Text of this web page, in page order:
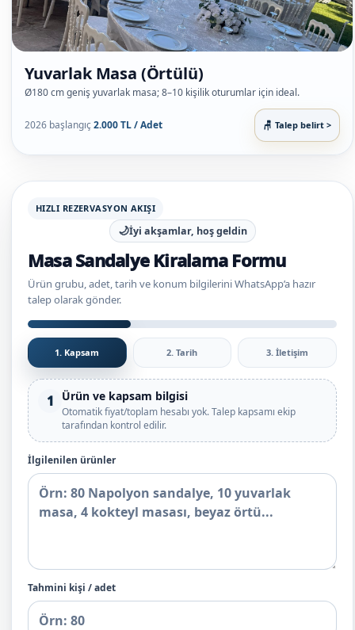
Yuvarlak Masa (Örtülü)
Ø180 cm geniş yuvarlak masa; 8–10 kişilik oturumlar için ideal.
2026 başlangıç2.000 TL / Adet Talep belirt >
HIZLI REZERVASYON AKIŞI
🌙İyi akşamlar, hoş geldin
Masa Sandalye Kiralama Formu
Ürün grubu, adet, tarih ve konum bilgilerini WhatsApp’a hazır
talep olarak gönder.
1. Kapsam 2. Tarih 3. İletişim
1 Ürün ve kapsam bilgisi
Otomatik fiyat/toplam hesabı yok. Talep kapsamı ekip
tarafından kontrol edilir.
İlgilenilen ürünler
Tahmini kişi / adet